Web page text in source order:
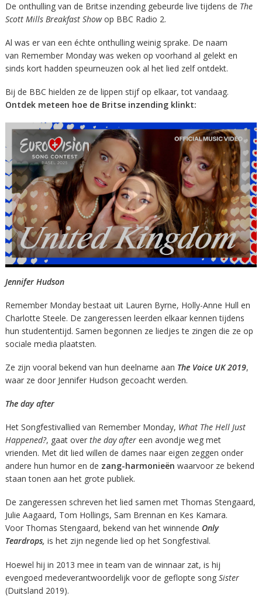
De onthulling van de Britse inzending gebeurde live tijdens de The
Scott Mills Breakfast Showop BBC Radio 2.
Al was er van een échte onthulling weinig sprake. De naam
van Remember Monday was weken op voorhand al gelekt en
sinds kort hadden speurneuzen ook al het lied zelf ontdekt.
Bij de BBC hielden ze de lippen stijf op elkaar, tot vandaag.
Ontdek meteen hoe de Britse inzending klinkt:
Jennifer Hudson
Remember Monday bestaat uit Lauren Byrne, Holly-Anne Hull en
Charlotte Steele. De zangeressen leerden elkaar kennen tijdens
hun studententijd. Samen begonnen ze liedjes te zingen die ze op
sociale media plaatsten.
Ze zijn vooral bekend van hun deelname aan The Voice UK 2019,
waar ze door Jennifer Hudson gecoacht werden.
The day after
Het Songfestivallied van Remember Monday, What The Hell Just
Happened?, gaat overthe day aftereen avondje weg met
vrienden. Met dit lied willen de dames naar eigen zeggen onder
andere hun humor en de zang-harmonieën waarvoor ze bekend
staan tonen aan het grote publiek.
De zangeressen schreven het lied samen met Thomas Stengaard,
Julie Aagaard, Tom Hollings, Sam Brennan en Kes Kamara.
Voor Thomas Stengaard, bekend van het winnende Only
Teardrops, is het zijn negende lied op het Songfestival.
Hoewel hij in 2013 mee in team van de winnaar zat, is hij
evengoed medeverantwoordelijk voor de geflopte song Sister
(Duitsland 2019).